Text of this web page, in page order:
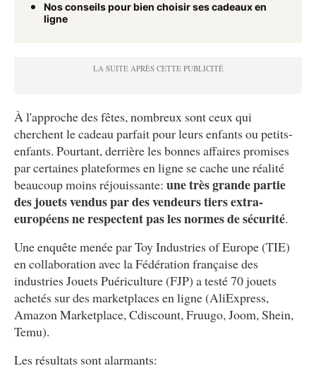
Nos conseils pour bien choisir ses cadeaux en
ligne
À l'approche des fêtes, nombreux sont ceux qui
cherchent le cadeau parfait pour leurs enfants ou petits-
enfants. Pourtant, derrière les bonnes affaires promises
par certaines plateformes en ligne se cache une réalité
beaucoup moins réjouissante: une très grande partie
des jouets vendus par des vendeurs tiers extra-
européens ne respectent pas les normes de sécurité.
Une enquête menée par Toy Industries of Europe (TIE)
en collaboration avec la Fédération française des
industries Jouets Puériculture (FJP) a testé 70 jouets
achetés sur des marketplaces en ligne (AliExpress,
Amazon Marketplace, Cdiscount, Fruugo, Joom, Shein,
Temu).
Les résultats sont alarmants: